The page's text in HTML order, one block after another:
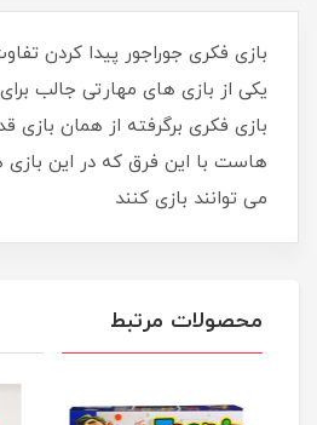
بازی فکری جوراجور پیدا کردن
یکی از بازی های مهارتی جالب
بازی فکری برگرفته از همان بازی
هاست با این فرق که در این بازی
می توانند بازی کنند
محصولات مرتبط